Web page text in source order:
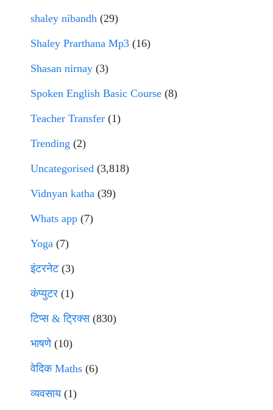
shaley nibandh (29)
Shaley Prarthana Mp3 (16)
Shasan nirnay (3)
Spoken English Basic Course (8)
Teacher Transfer (1)
Trending (2)
Uncategorised (3,818)
Vidnyan katha (39)
Whats app (7)
Yoga (7)
इंटरनेट(3)
कंप्युटर (1)
टिप्स & ट्रिक्स(830)
भाषणे(10)
वेदिक Maths (6)
व्यवसाय(1)